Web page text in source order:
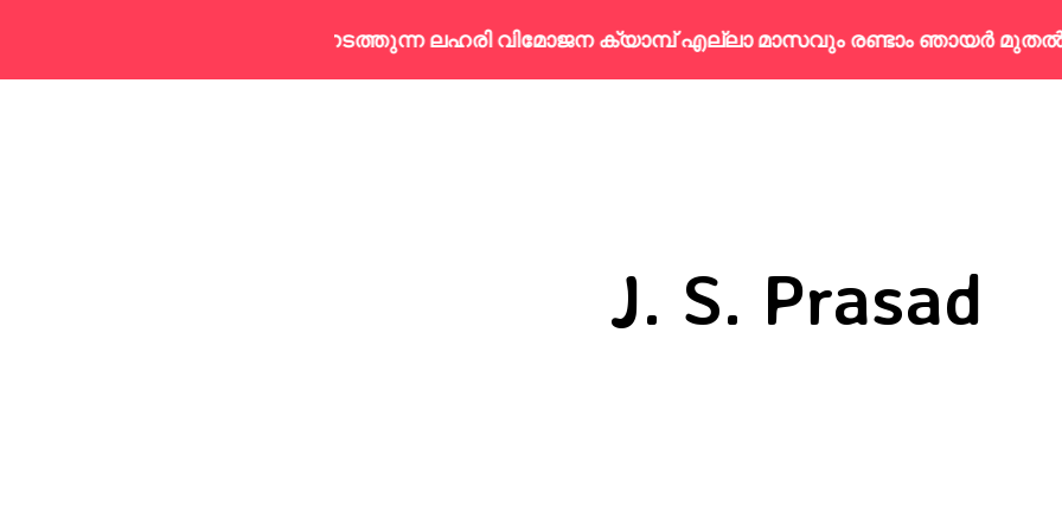
എം.ബി.എഫ്. നടത്തുന്ന ലഹരി വിമോജന ക്യാമ്പ് എല്ലാ മാസവും രണ്ടാം ഞായർ മുതൽ മൂന്നാം
J. S. Prasad